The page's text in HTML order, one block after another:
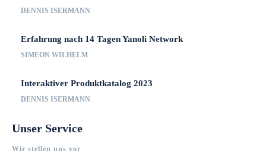
DENNIS ISERMANN
Erfahrung nach 14 Tagen Yanoli Network
SIMEON WILHELM
Interaktiver Produktkatalog 2023
DENNIS ISERMANN
Unser Service
Wir stellen uns vor